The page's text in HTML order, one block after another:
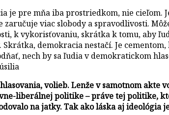
je pre mňa iba prostriedkom, nie
viac slobody a spravodlivosti.
k vykorisťovaniu, skrátka k tomu, aby
demokracia nestačí. Je
nech by sa ľudia v demokratickom
volieb. Lenže v samotnom
liberálnej politike – práve tej politike,
na jatky. Tak ako láska aj ideológia